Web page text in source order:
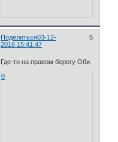
Поделиться 5
03-12-
2016 15:41:47
Где-то на правом берегу Оби.
0